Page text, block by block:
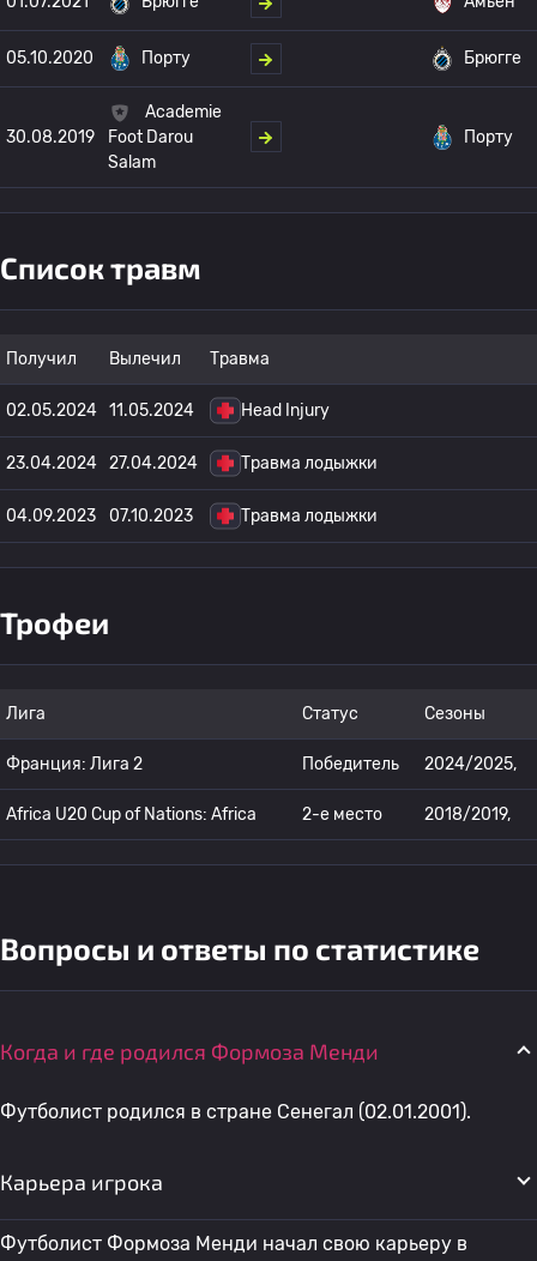
05.10.2020 Порту Брюгге
30.08.2019
Academie
Foot Darou
Salam
Порту
Список травм
Получил Вылечил Травма
02.05.2024 11.05.2024 Head Injury
23.04.2024 27.04.2024 Травма лодыжки
04.09.2023 07.10.2023 Травма лодыжки
Трофеи
Лига Статус Сезоны
Франция: Лига 2 Победитель 2024/2025,
Africa U20 Cup of Nations: Africa 2-е место 2018/2019,
Вопросы и ответы по статистике
Когда и где родился Формоза Менди
Футболист родился в стране Сенегал (02.01.2001).
Карьера игрока
Футболист Формоза Менди начал свою карьеру в